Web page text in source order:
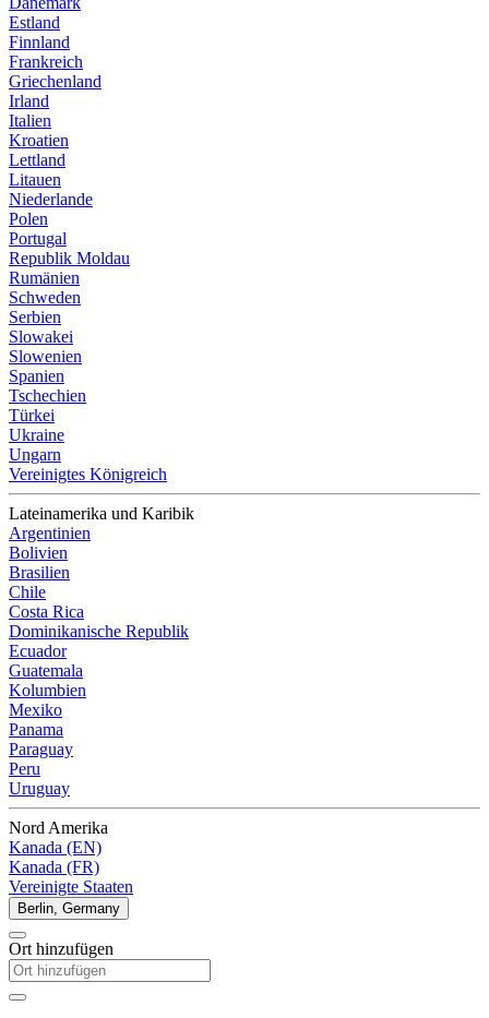
Estland
Finnland
Frankreich
Griechenland
Irland
Italien
Kroatien
Lettland
Litauen
Niederlande
Polen
Portugal
Republik Moldau
Rumänien
Schweden
Serbien
Slowakei
Slowenien
Spanien
Tschechien
Türkei
Ukraine
Ungarn
Vereinigtes Königreich
Lateinamerika und Karibik
Argentinien
Bolivien
Brasilien
Chile
Costa Rica
Dominikanische Republik
Ecuador
Guatemala
Kolumbien
Mexiko
Panama
Paraguay
Peru
Uruguay
Nord Amerika
Kanada (EN)
Kanada (FR)
Vereinigte Staaten
Berlin, Germany
Ort hinzufügen